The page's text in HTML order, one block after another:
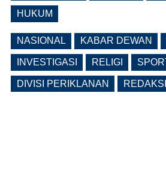
(0 Reply(s))
HUKUM
NASIONAL KABAR DEWAN
INVESTIGASI RELIGI
DIVISI PERIKLANAN REDAKSI